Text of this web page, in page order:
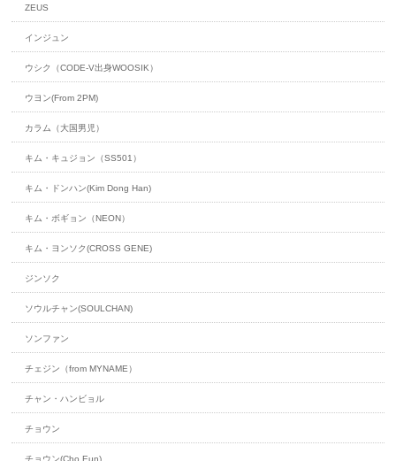
ZEUS
インジュン
ウシク（CODE-V出身WOOSIK）
ウヨン(From 2PM)
カラム（大国男児）
キム・キュジョン（SS501）
キム・ドンハン(Kim Dong Han)
キム・ボギョン（NEON）
キム・ヨンソク(CROSS GENE)
ジンソク
ソウルチャン(SOULCHAN)
ソンファン
チェジン（from MYNAME）
チャン・ハンビョル
チョウン
チョウン(Cho Eun)